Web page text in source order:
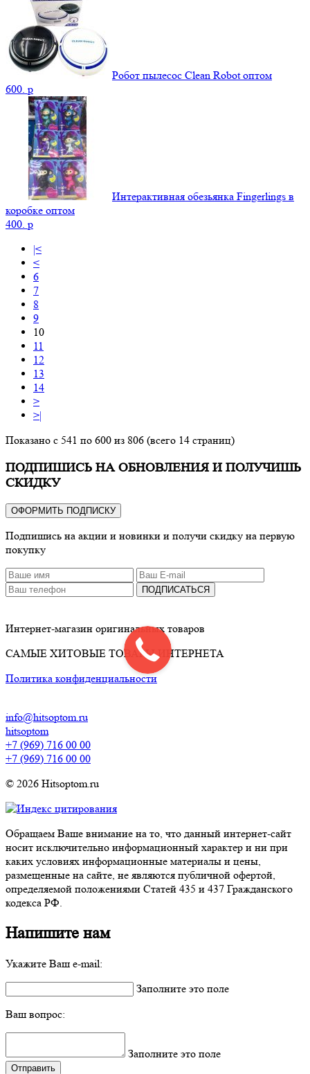
Робот пылесос Clean Robot оптом
600. p
Интерактивная обезьянка Fingerlings в
коробке оптом
400. p
|<
<
6
7
8
9
10
11
12
13
14
>
>|
Показано с 541 по 600 из 806 (всего 14 страниц)
ПОДПИШИСЬ НА ОБНОВЛЕНИЯ И ПОЛУЧИШЬ
СКИДКУ
ОФОРМИТЬ ПОДПИСКУ
Подпишись на акции и новинки и получи скидку на первую
покупку
ПОДПИСАТЬСЯ
Интернет-магазин оригинальных товаров
САМЫЕ ХИТОВЫЕ ТОВАРЫ ИНТЕРНЕТА
Политика конфиденциальности
info@hitsoptom.ru
hitsoptom
+7 (969) 716 00 00
+7 (969) 716 00 00
© 2026 Hitsoptom.ru
Обращаем Ваше внимание на то, что данный интернет-сайт
носит исключительно информационный характер и ни при
каких условиях информационные материалы и цены,
размещенные на сайте, не являются публичной офертой,
определяемой положениями Статей 435 и 437 Гражданского
кодекса РФ.
Напишите нам
Укажите Ваш e-mail:
Заполните это поле
Ваш вопрос:
Заполните это поле